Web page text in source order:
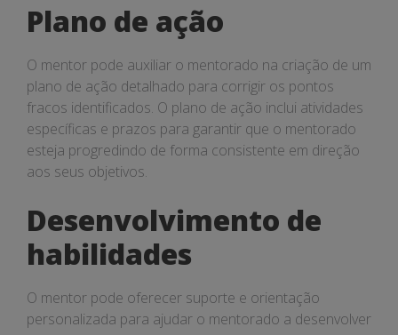
Plano de ação
O mentor pode auxiliar o mentorado na criação de um
plano de ação detalhado para corrigir os pontos
fracos identificados. O plano de ação inclui atividades
específicas e prazos para garantir que o mentorado
esteja progredindo de forma consistente em direção
aos seus objetivos.
Desenvolvimento de
habilidades
O mentor pode oferecer suporte e orientação
personalizada para ajudar o mentorado a desenvolver